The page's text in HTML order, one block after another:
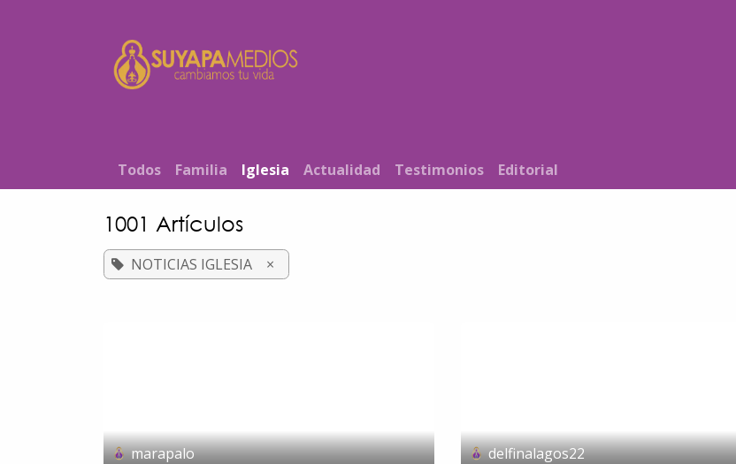
T​od​​os Familia Iglesia Actualidad Testimonios Editorial
1001 Artículos
NOTICIAS IGLESIA ×
marapalo delfinalagos22